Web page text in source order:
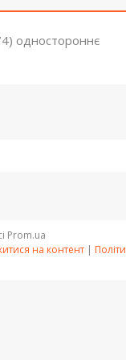
одностороннє
Prom.ua
на контент |